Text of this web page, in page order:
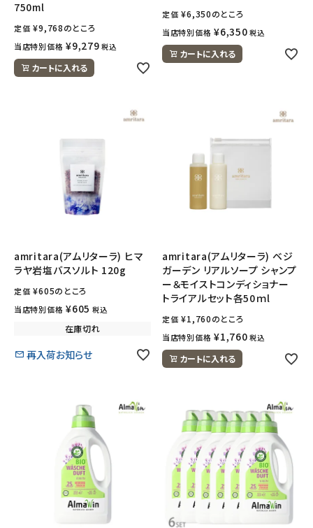
750ml
定価 ¥9,768のところ
当店特別価格 ¥9,279 税込
カートに入れる
定価 ¥6,350のところ
当店特別価格 ¥6,350 税込
カートに入れる
amritara(アムリターラ) ヒマ
ラヤ岩塩バスソルト 120g
定価 ¥605のところ
当店特別価格 ¥605 税込
在庫切れ
再入荷お知らせ
amritara(アムリターラ) ベジ
ガーデン リアルソープ シャンプ
ー＆モイストコンディショナー
トライアルセット各50ｍl
定価 ¥1,760のところ
当店特別価格 ¥1,760 税込
カートに入れる